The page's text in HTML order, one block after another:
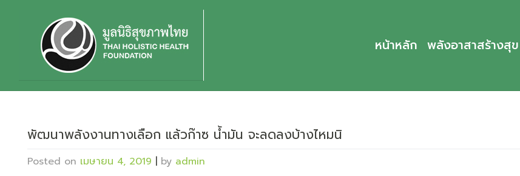
หน้าหลัก พลังอาสาสร้างสุข
พัฒนาพลังงานทางเลือก แล้วก๊าซ น้ำมัน จะลดลงบ้างไหมนิ
Posted on เมษายน 4, 2019 | by admin